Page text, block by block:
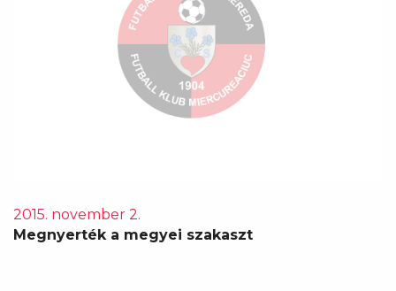
2015. november 2.
Megnyerték a megyei szakaszt